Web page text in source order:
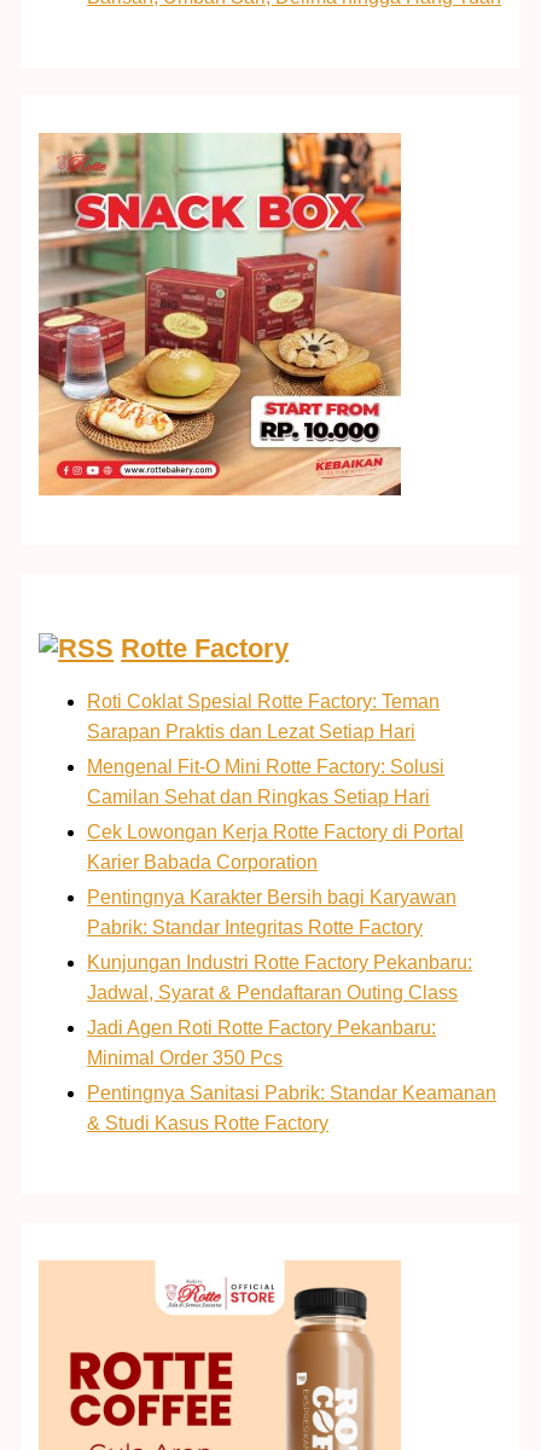
Rotte Factory
Roti Coklat Spesial Rotte Factory: Teman
Sarapan Praktis dan Lezat Setiap Hari
Mengenal Fit-O Mini Rotte Factory: Solusi
Camilan Sehat dan Ringkas Setiap Hari
Cek Lowongan Kerja Rotte Factory di Portal
Karier Babada Corporation
Pentingnya Karakter Bersih bagi Karyawan
Pabrik: Standar Integritas Rotte Factory
Kunjungan Industri Rotte Factory Pekanbaru:
Jadwal, Syarat & Pendaftaran Outing Class
Jadi Agen Roti Rotte Factory Pekanbaru:
Minimal Order 350 Pcs
Pentingnya Sanitasi Pabrik: Standar Keamanan
& Studi Kasus Rotte Factory